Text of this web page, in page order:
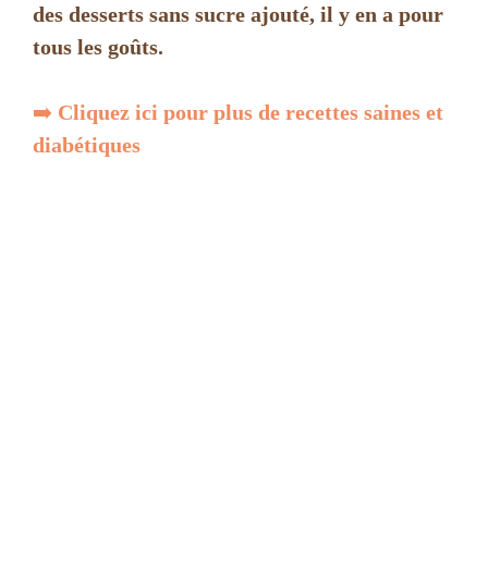
des desserts sans sucre ajouté, il y en a pour
tous les goûts.
➡️ Cliquez ici pour plus de recettes saines et
diabétiques